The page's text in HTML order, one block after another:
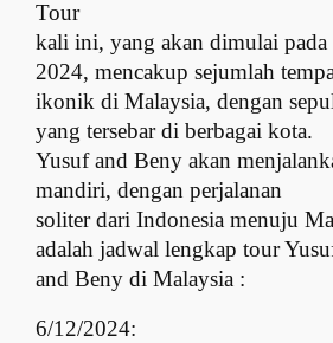
Tour
kali ini, yang akan dimulai pada
2024, mencakup sejumlah
ikonik di Malaysia, dengan
yang tersebar di berbagai kota.
Yusuf and Beny akan
mandiri, dengan perjalanan
soliter dari Indonesia menuju
adalah jadwal lengkap tour
and Beny di Malaysia :
6/12/2024: